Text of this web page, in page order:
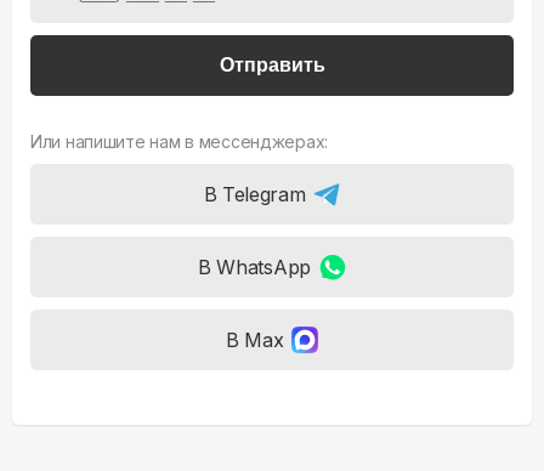
Отправить
Или напишите нам в мессенджерах:
В Telegram
В WhatsApp
В Max